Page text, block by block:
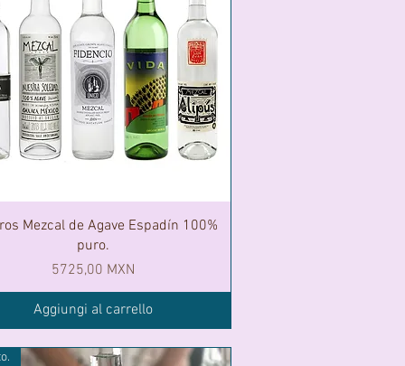
Mezcal de Agave Espadín 100%
puro.
Prezzo
5725,00 MXN
Aggiungi al carrello